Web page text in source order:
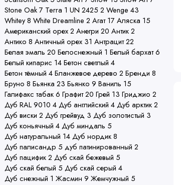
Stone Oak7 Terra 1 UN 2425 2 Wenge 43
Whitey8 White Dreamline 2 Агат 17 Аляска 15
Американский орех2 Анегри 20 Антик2
Антико 8 Античный орех 31 Антрацит22
Белая эмаль 20 Белоснежный 1 Белый бархат6
Белый кипарис 14Бетон светлый 4
Бетон тёмный 4Бланжевое дерево 2 Бренди 8
Бруно 8 Бьянка 23 Бьянко 9 Ваниль 15
Галифакс табак6 Графит20 Грей 13 Гриджио 2
Дуб RAL 9010 4Дуб английский 4Дуб арктик2
Дуб виски 2 Дуб грейвуд 3 Дуб золотистый 3
Дуб коньячный 4Дуб миндаль 5
Дуб натуральный 14Дуб нордик8
Дуб палисандр 5 дуб патинированный 2
Дуб пацифик2 Дуб скай бежевый 5
Дуб скай белый 5 Дуб скай серый 4
Дуб снежный 1 Жасмин 9 Жемчужный 5